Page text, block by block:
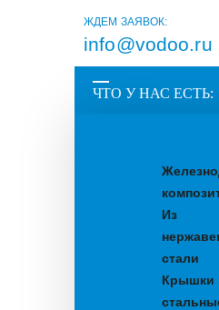
ЖДЕМ ЗАЯВОК:
info@vodoo.ru
ЧТО У НАС ЕСТЬ:
Из
стали
Крышки